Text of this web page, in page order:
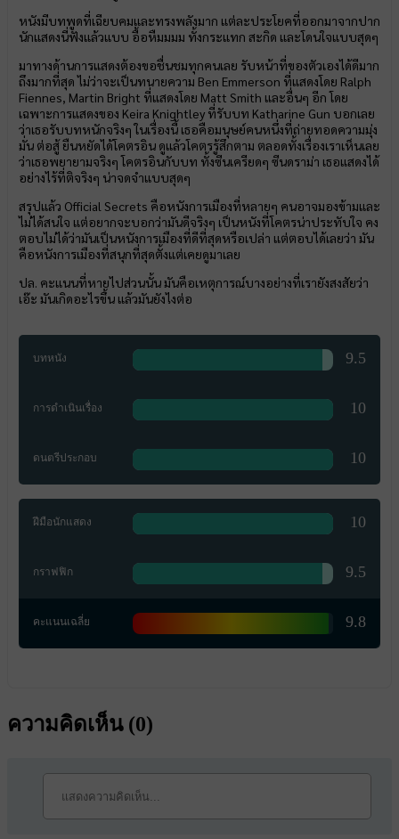
หนังมีบทพูดที่เฉียบคมและทรงพลังมาก แต่ละประโยคที่ออกมาจากปาก
นักแสดงนี่ฟังแล้วแบบ อื้อหืมมมม ทั้งกระแทก สะกิด และโดนใจแบบสุดๆ
มาทางด้านการแสดงต้องขอชื่นชมทุกคนเลย รับหน้าที่ของตัวเองได้ดีมาก
ถึงมากที่สุด ไม่ว่าจะเป็นทนายความ Ben Emmerson ที่แสดงโดย Ralph
Fiennes, Martin Bright ที่แสดงโดย Matt Smith และอื่นๆ อีก โดย
เฉพาะการแสดงของ Keira Knightley ที่รับบท Katharine Gun บอกเลย
ว่าเธอรับบทหนักจริงๆ ในเรื่องนี้ เธอคือมนุษย์คนหนึ่งที่ถ่ายทอดความมุ่ง
มั่น ต่อสู้ ยืนหยัดได้โคตรอิน ดูแล้วโคตรรู้สึกตาม ตลอดทั้งเรื่องเราเห็นเลย
ว่าเธอพยายามจริงๆ โคตรอินกับบท ทั้งซีนเครียดๆ ซีนดราม่า เธอแสดงได้
อย่างไร้ที่ติจริงๆ น่าจดจำแบบสุดๆ
สรุปแล้ว Official Secrets คือหนังการเมืองที่หลายๆ คนอาจมองข้ามและ
ไม่ได้สนใจ แต่อยากจะบอกว่ามันดีจริงๆ เป็นหนังที่โคตรน่าประทับใจ คง
ตอบไม่ได้ว่ามันเป็นหนังการเมืองที่ดีที่สุดหรือเปล่า แต่ตอบได้เลยว่า มัน
คือหนังการเมืองที่สนุกที่สุดตั้งแต่เคยดูมาเลย
ปล. คะแนนที่หายไปส่วนนั้น มันคือเหตุการณ์บางอย่างที่เรายังสงสัยว่า
เอ๊ะ มันเกิดอะไรขึ้น แล้วมันยังไงต่อ
บทหนัง 9.5
การดำเนินเรื่อง 10
ดนตรีประกอบ 10
ฝีมือนักแสดง 10
กราฟฟิก 9.5
คะแนนเฉลี่ย 9.8
ความคิดเห็น (0)